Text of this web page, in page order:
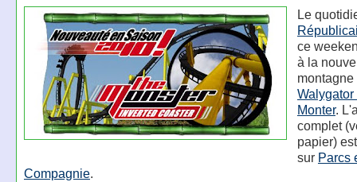
Le
ce
à la
Walygator
Monter.
complet
papier)
sur Parcs
Compagnie.